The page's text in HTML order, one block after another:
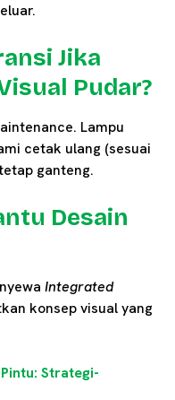
Jika
Pudar?
Lampu
cetak ulang (sesuai
ganteng.
Desain
Integrated
konsep visual yang
Strategi-